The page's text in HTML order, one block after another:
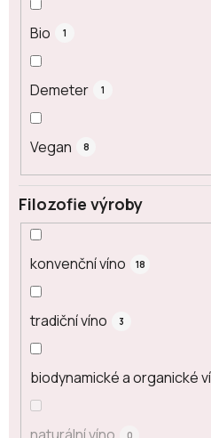
Bio 1
Demeter 1
Vegan 8
Filozofie výroby
konvenční víno 18
tradiční víno 3
biodynamické a organické
0